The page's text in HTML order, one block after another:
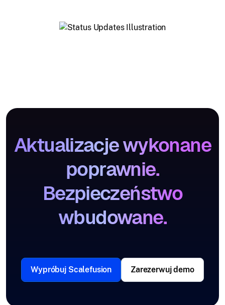
Aktualizacje wykonane
poprawnie.
Bezpieczeństwo
wbudowane.
Wypróbuj Scalefusion Zarezerwuj demo